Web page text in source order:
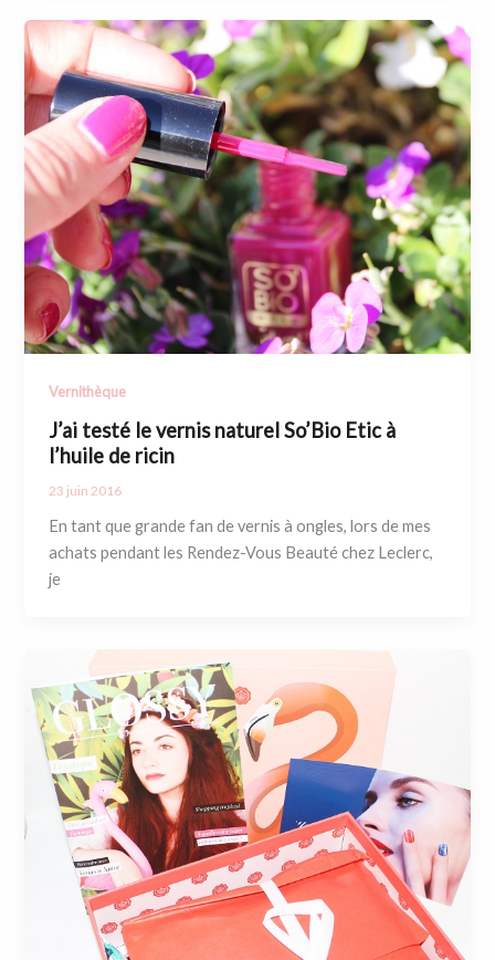
Vernithèque
J’ai testé le vernis naturel So’Bio Etic à
l’huile de ricin
23 juin 2016
En tant que grande fan de vernis à ongles, lors de mes
achats pendant les Rendez-Vous Beauté chez Leclerc,
je